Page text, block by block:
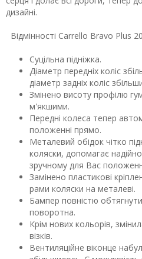
дизайні.
Відмінності Carrello Bravo Plus
Суцільна підніжка.
Діаметр передніх коліс
діаметр задніх коліс
Змінено висоту профілю
м'якшими.
Передні колеса тепер
положенні прямо.
Металевий обідок чітко
коляски, допомагає
зручному для Вас
Замінено пластикові
рами коляски на металеві.
Бампер повністю
поворотна.
Крім нових кольорів,
візків.
Вентиляційне віконце